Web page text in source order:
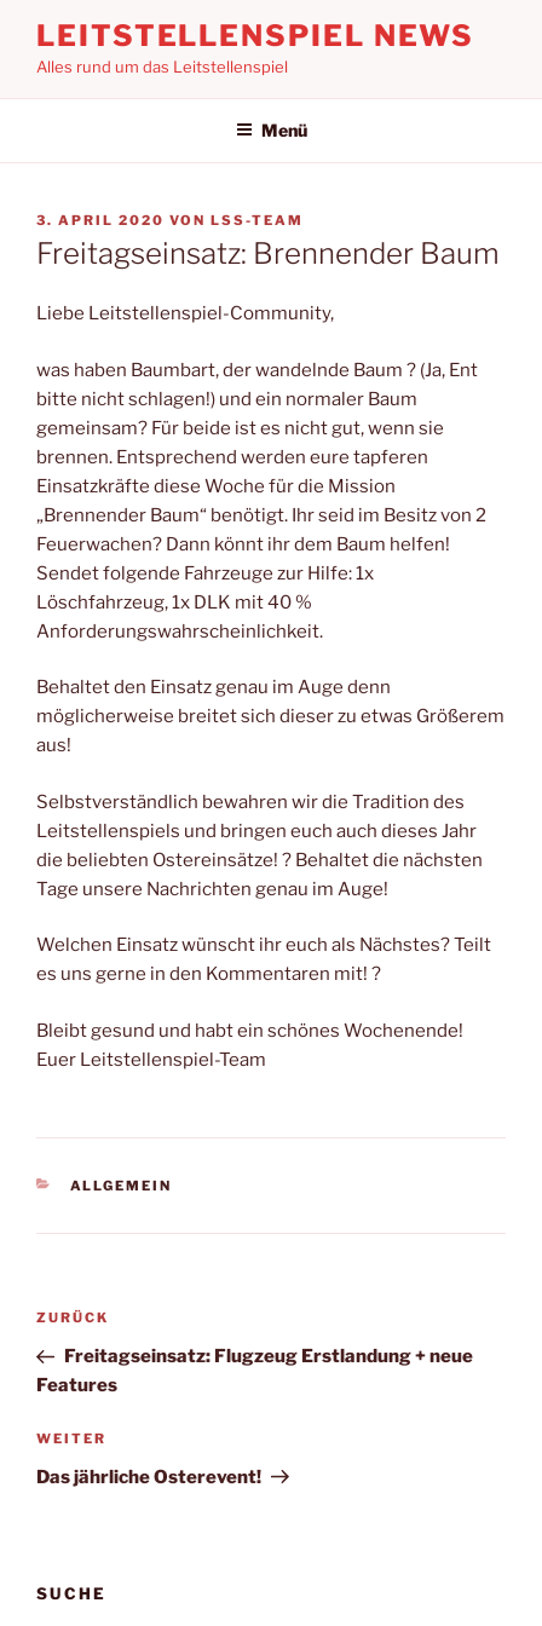
Inhalt
springen
LEITSTELLENSPIEL NEWS
Alles rund um das Leitstellenspiel
Menü
VERÖFFENTLICHT
AM
3. APRIL 2020 VON LSS-TEAM
Freitagseinsatz: Brennender Baum
Liebe Leitstellenspiel-Community,
was haben Baumbart, der wandelnde Baum ? (Ja, Ent
bitte nicht schlagen!) und ein normaler Baum
gemeinsam? Für beide ist es nicht gut, wenn sie
brennen. Entsprechend werden eure tapferen
Einsatzkräfte diese Woche für die Mission
„Brennender Baum“ benötigt. Ihr seid im Besitz von 2
Feuerwachen? Dann könnt ihr dem Baum helfen!
Sendet folgende Fahrzeuge zur Hilfe: 1x
Löschfahrzeug, 1x DLK mit 40 %
Anforderungswahrscheinlichkeit.
Behaltet den Einsatz genau im Auge denn
möglicherweise breitet sich dieser zu etwas Größerem
aus!
Selbstverständlich bewahren wir die Tradition des
Leitstellenspiels und bringen euch auch dieses Jahr
die beliebten Ostereinsätze! ? Behaltet die nächsten
Tage unsere Nachrichten genau im Auge!
Welchen Einsatz wünscht ihr euch als Nächstes? Teilt
es uns gerne in den Kommentaren mit! ?
Bleibt gesund und habt ein schönes Wochenende!
Euer Leitstellenspiel-Team
KATEGORIEN
ALLGEMEIN
Beitragsnavigation
Vorheriger
Beitrag
ZURÜCK
Freitagseinsatz: Flugzeug Erstlandung + neue
Features
Nächster
Beitrag
WEITER
Das jährliche Osterevent!
SUCHE